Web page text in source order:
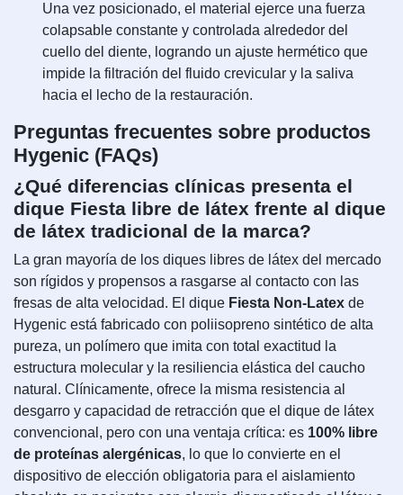
Una vez posicionado, el material ejerce una fuerza
colapsable constante y controlada alrededor del
cuello del diente, logrando un ajuste hermético que
impide la filtración del fluido crevicular y la saliva
hacia el lecho de la restauración.
Preguntas frecuentes sobre productos
Hygenic (FAQs)
¿Qué diferencias clínicas presenta el
dique Fiesta libre de látex frente al dique
de látex tradicional de la marca?
La gran mayoría de los diques libres de látex del mercado
son rígidos y propensos a rasgarse al contacto con las
fresas de alta velocidad. El dique Fiesta Non-Latex de
Hygenic está fabricado con poliisopreno sintético de alta
pureza, un polímero que imita con total exactitud la
estructura molecular y la resiliencia elástica del caucho
natural. Clínicamente, ofrece la misma resistencia al
desgarro y capacidad de retracción que el dique de látex
convencional, pero con una ventaja crítica: es 100% libre
de proteínas alergénicas, lo que lo convierte en el
dispositivo de elección obligatoria para el aislamiento